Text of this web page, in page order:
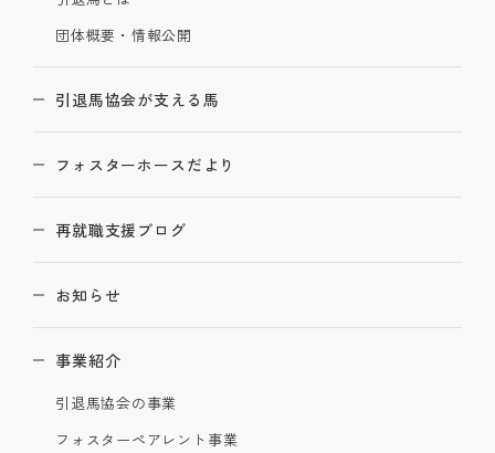
団体概要・情報公開
引退馬協会が支える馬
フォスターホースだより
再就職支援ブログ
お知らせ
事業紹介
引退馬協会の事業
フォスターペアレント事業